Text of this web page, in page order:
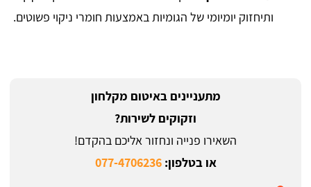
ותיחזוק יומיומי של הגומיות באמצעות חומרי ניקוי פשוטים.
מתעניינים באיטום מקלחון
וזקוקים לשירות?
השאירו פנייה ונחזור אליכם בהקדם!
או בטלפון:077-4706236